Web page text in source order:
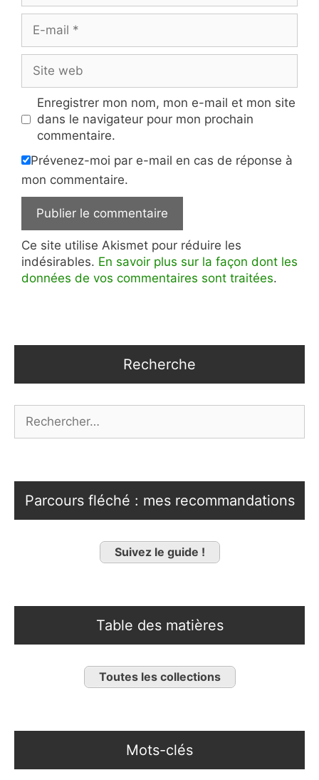
mail
web
Enregistrer mon nom, mon e-mail et mon site
dans le navigateur pour mon prochain
commentaire.
Prévenez-moi par e-mail en cas de réponse à
mon commentaire.
Ce site utilise Akismet pour réduire les
indésirables. En savoir plus sur la façon dont les
données de vos commentaires sont traitées.
Recherche
Parcours fléché : mes recommandations
Suivez le guide !
Table des matières
Toutes les collections
Mots-clés